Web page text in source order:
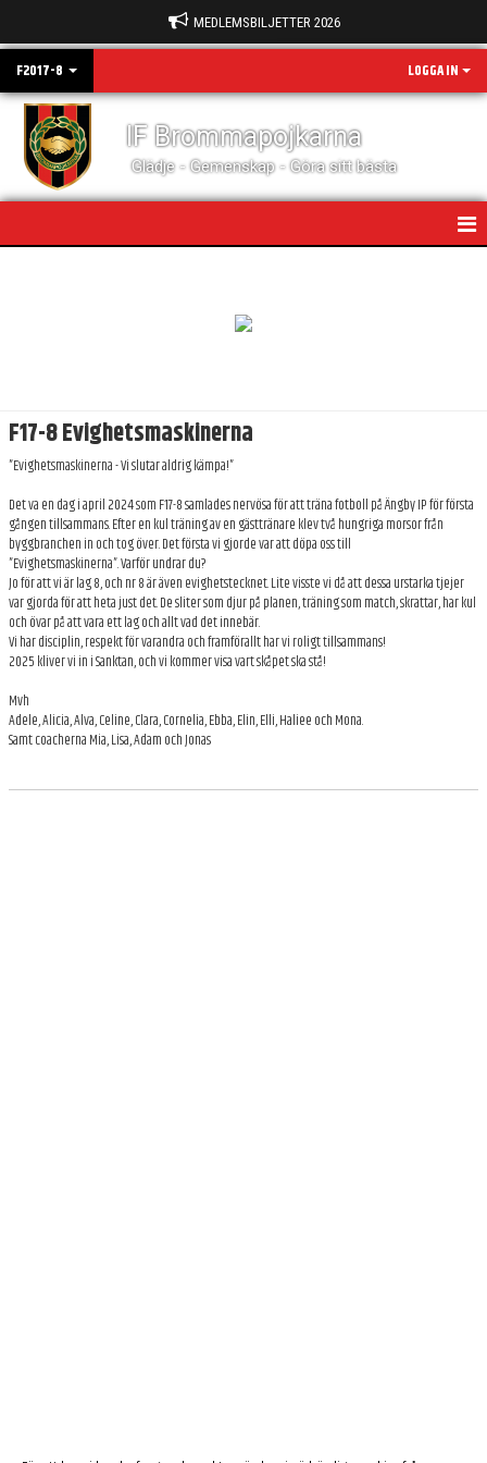
MEDLEMSBILJETTER 2026
F2017-8 LOGGA IN
IF Brommapojkarna
Glädje - Gemenskap - Göra sitt bästa
TRUPPEN
BILDGALLERI
DOKUMENT
KONTAKT
F17-8 Evighetsmaskinerna
”Evighetsmaskinerna - Vi slutar aldrig kämpa!”
Det va en dag i april 2024 som F17-8 samlades nervösa för att träna fotboll på Ängby IP för första
gången tillsammans. Efter en kul träning av en gästtränare klev två hungriga morsor från
byggbranchen in och tog över. Det första vi gjorde var att döpa oss till
”Evighetsmaskinerna”. Varför undrar du?
Jo för att vi är lag 8, och nr 8 är även evighetstecknet. Lite visste vi då att dessa urstarka tjejer
var gjorda för att heta just det. De sliter som djur på planen, träning som match, skrattar, har kul
och övar på att vara ett lag och allt vad det innebär.
Vi har disciplin, respekt för varandra och framförallt har vi roligt tillsammans!
2025 kliver vi in i Sanktan, och vi kommer visa vart skåpet ska stå!
Mvh
Adele, Alicia, Alva, Celine, Clara, Cornelia, Ebba, Elin, Elli, Haliee och Mona.
Samt coacherna Mia, Lisa, Adam och Jonas